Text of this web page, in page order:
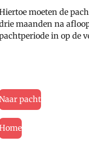
moeten de
maanden na
in op de
pacht